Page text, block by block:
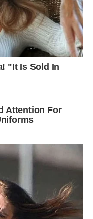
ми втрьох (мама, я і
на ніч кімнату,
починав літати
що це – найважчий
всі її